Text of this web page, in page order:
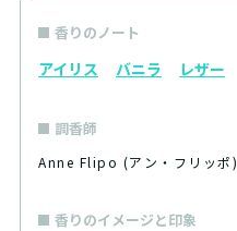
香りのノート
アイリス バニラ レザー
調香師
Anne Flipo (アン・フリッポ)
香りのイメージと印象